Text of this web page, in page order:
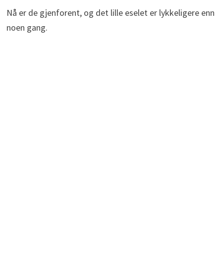
Nå er de gjenforent, og det lille eselet er lykkeligere enn
noen gang.